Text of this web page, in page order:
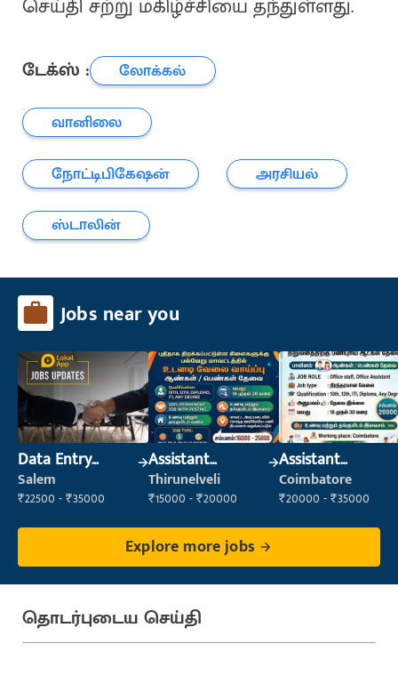
செய்தி சற்று மகிழ்ச்சியை தந்துள்ளது.
டேக்ஸ் :
லோக்கல்
வானிலை
நோட்டிபிகேஷன்
அரசியல்
ஸ்டாலின்
Jobs near you
Data Entry
Operator
Salem
₹22500 - ₹35000
Assistant
Manager
Thirunelveli
₹15000 - ₹20000
Assistant
Manager
Coimbatore
₹20000 - ₹35000
Explore more jobs
தொடர்புடைய செய்தி